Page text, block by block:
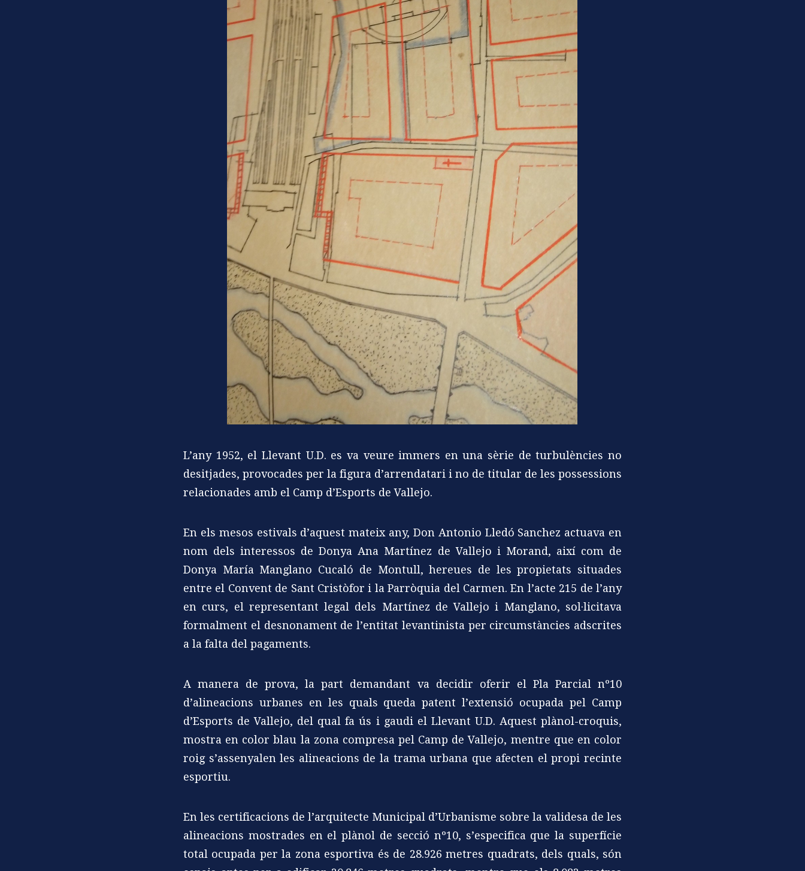
L’any 1952, el Llevant U.D. es va veure immers en una sèrie de turbulències no
desitjades, provocades per la figura d’arrendatari i no de titular de les possessions
relacionades amb el Camp d’Esports de Vallejo.
En els mesos estivals d’aquest mateix any, Don Antonio Lledó Sanchez actuava en
nom dels interessos de Donya Ana Martínez de Vallejo i Morand, així com de
Donya María Manglano Cucaló de Montull, hereues de les propietats situades
entre el Convent de Sant Cristòfor i la Parròquia del Carmen. En l’acte 215 de l’any
en curs, el representant legal dels Martínez de Vallejo i Manglano, sol·licitava
formalment el desnonament de l’entitat levantinista per circumstàncies adscrites
a la falta del pagaments.
A manera de prova, la part demandant va decidir oferir el Pla Parcial nº10
d’alineacions urbanes en les quals queda patent l’extensió ocupada pel Camp
d’Esports de Vallejo, del qual fa ús i gaudi el Llevant U.D. Aquest plànol-croquis,
mostra en color blau la zona compresa pel Camp de Vallejo, mentre que en color
roig s’assenyalen les alineacions de la trama urbana que afecten el propi recinte
esportiu.
En les certificacions de l’arquitecte Municipal d’Urbanisme sobre la validesa de les
alineacions mostrades en el plànol de secció nº10, s’especifica que la superfície
total ocupada per la zona esportiva és de 28.926 metres quadrats, dels quals, són